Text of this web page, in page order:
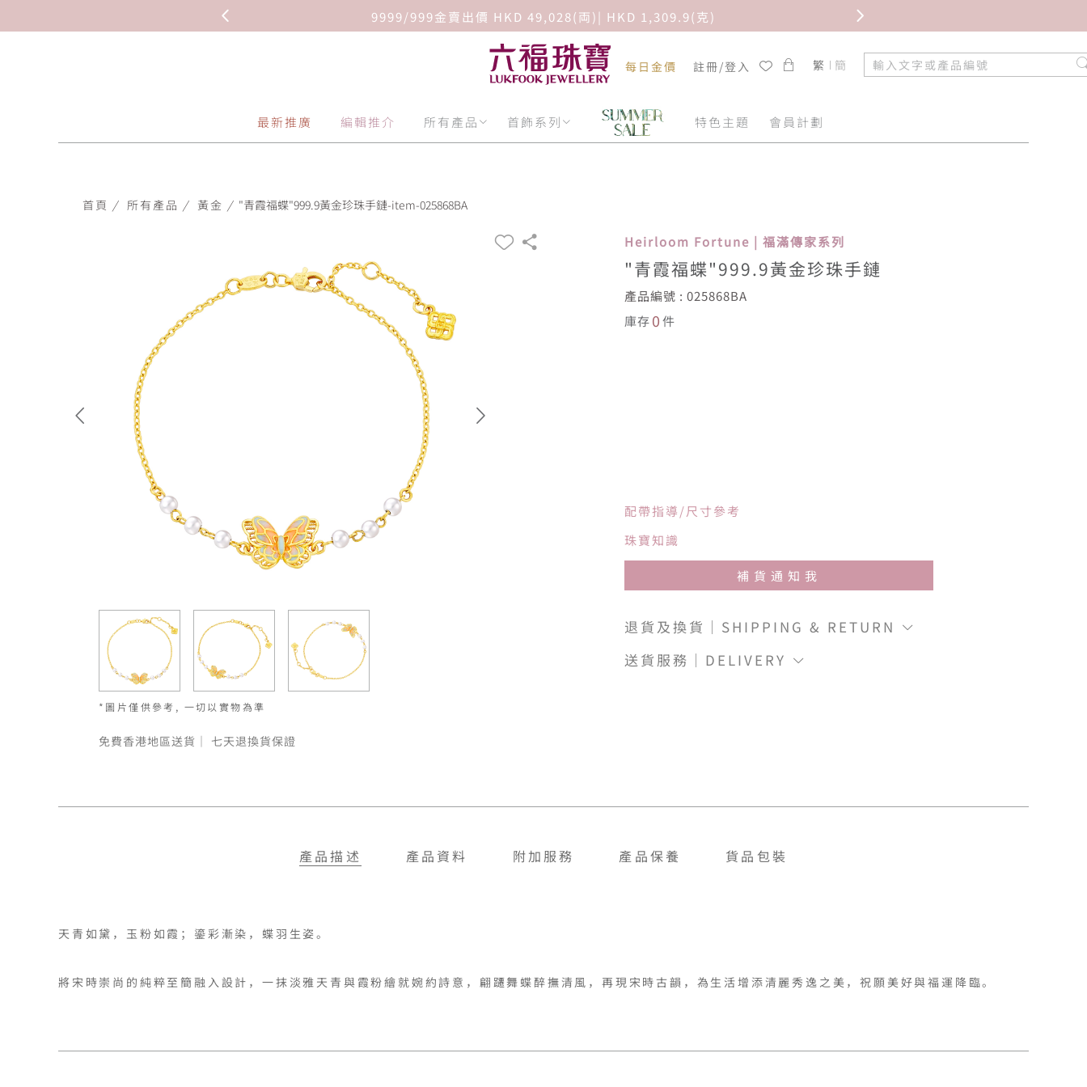
9999/999金賣出價 HKD 49,028(両)| HKD 1,309.9(克)
每日金價 註冊/登入 繁 簡
最新推廣 編輯推介 所有產品 首飾系列 特色主題 會員計劃
首頁 / 所有產品 / 黃金 / "青霞福蝶"999.9黃金珍珠手鏈-item-025868BA
*圖片僅供參考, 一切以實物為準
免費香港地區送貨｜ 七天退換貨保證
Heirloom Fortune | 福滿傳家系列
"青霞福蝶"999.9黃金珍珠手鏈
產品編號 : 025868BA
庫存0件
配帶指導/尺寸參考
珠寶知識
補貨通知我
退貨及換貨｜SHIPPING & RETURN
送貨服務｜DELIVERY
產品描述 產品資料 附加服務 產品保養 貨品包裝
天青如黛，玉粉如霞；鎏彩漸染，蝶羽生姿。
將宋時崇尚的純粹至簡融入設計，一抹淡雅天青與霞粉繪就婉約詩意，翩躚舞蝶醉撫清風，再現宋時古韻，為生活增添清麗秀逸之美，祝願美好與福運降臨。